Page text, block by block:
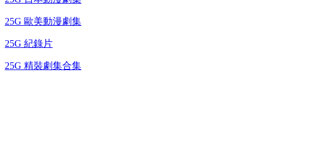
25G 歐美動漫劇集
25G 紀錄片
25G 精裝劇集合集